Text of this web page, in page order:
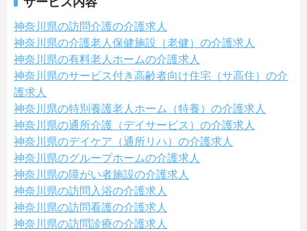
神奈川県の訪問介護の介護求人
神奈川県の介護老人保健施設（老健）の介護求人
神奈川県の有料老人ホームの介護求人
神奈川県のサービス付き高齢者向け住宅（サ高住）の介
護求人
神奈川県の特別養護老人ホーム（特養）の介護求人
神奈川県の通所介護（デイサービス）の介護求人
神奈川県のデイケア（通所リハ）の介護求人
神奈川県のグループホームの介護求人
神奈川県の障がい者施設の介護求人
神奈川県の訪問入浴の介護求人
神奈川県の訪問看護の介護求人
神奈川県の訪問診療の介護求人